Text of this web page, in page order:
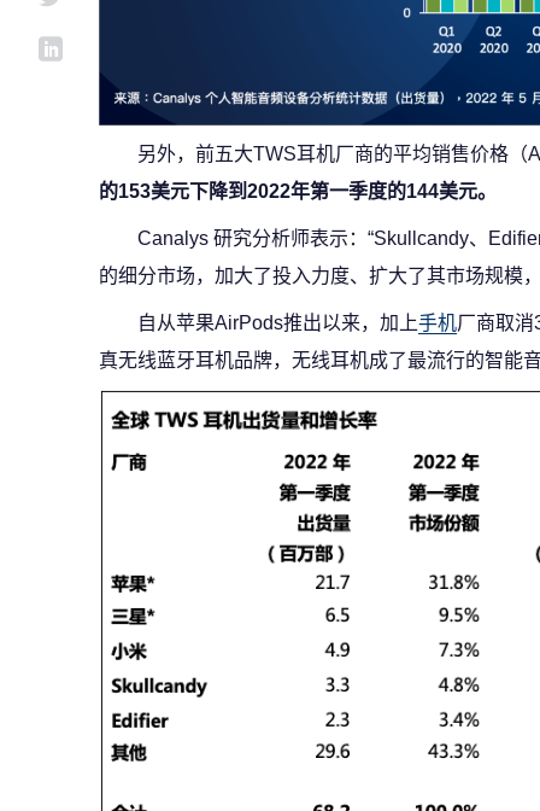
另外，前五大TWS耳机厂商的平均销售价格（
的153美元下降到2022年第一季度的144美元。
Canalys 研究分析师表示：“Skullcandy、
的细分市场，加大了投入力度、扩大了其市场规模
自从苹果AirPods推出以来，加上手机厂商取消
真无线蓝牙耳机品牌，无线耳机成了最流行的智能